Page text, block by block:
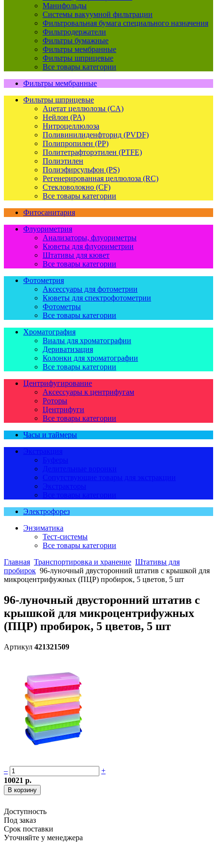
Манифольды
Системы вакуумной фильтрации
Фильтровальная бумага специального назначения
Фильтродержатели
Фильтры бумажные
Фильтры мембранные
Фильтры шприцевые
Все товары категории
Фильтры мембранные
Фильтры шприцевые
Ацетат целлюлозы (CA)
Нейлон (PA)
Нитроцеллюлоза
Поливинилиденфторид (PVDF)
Полипропилен (PP)
Политетрафторэтилен (PTFE)
Полиэтилен
Полиэфирсульфон (PS)
Регенерированная целлюлоза (RC)
Стекловолокно (CF)
Все товары категории
Фитосанитария
Флуориметрия
Анализаторы, флуориметры
Кюветы для флуориметрии
Штативы для кювет
Все товары категории
Фотометрия
Аксессуары для фотометрии
Кюветы для спектрофотометрии
Фотометры
Все товары категории
Хроматография
Виалы для хроматографии
Дериватизация
Колонки для хроматографии
Все товары категории
Центрифугирование
Аксессуары к центрифугам
Роторы
Центрифуги
Все товары категории
Часы и таймеры
Экстракция
Буферы
Делительные воронки
Сопутствующие товары для экстракции
Экстракторы
Все товары категории
Электрофорез
Энзиматика
Тест-системы
Все товары категории
Главная Транспортировка и хранение Штативы для
пробирок 96-луночный двусторонний штатив с крышкой для
микроцентрифужных (ПЦР) пробирок, 5 цветов, 5 шт
96-луночный двусторонний штатив с
крышкой для микроцентрифужных
(ПЦР) пробирок, 5 цветов, 5 шт
Артикул 421321509
–
+
10021 р.
Доступность
Под заказ
Срок поставки
Уточняйте у менеджера